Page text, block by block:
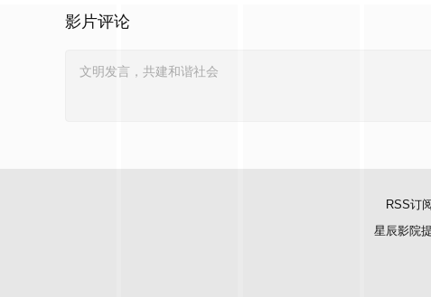
影片评论
RSS订
星辰影院